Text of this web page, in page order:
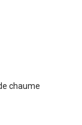
chaume